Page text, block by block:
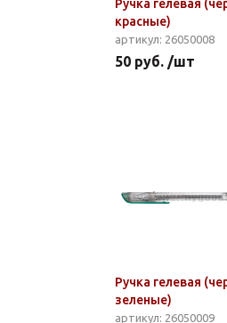
Ручка гелевая
красные)
артикул: 26050008
50 руб. /шт
Ручка гелевая
зеленые)
артикул: 26050009